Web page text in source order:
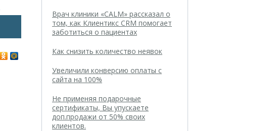
Врач клиники «CALM» рассказал о
том, как Клиентикс CRM помогает
заботиться о пациентах
Как снизить количество неявок
Увеличили конверсию оплаты с
сайта на 100%
Не применяя подарочные
сертификаты, Вы упускаете
доп.продажи от 50% своих
клиентов.